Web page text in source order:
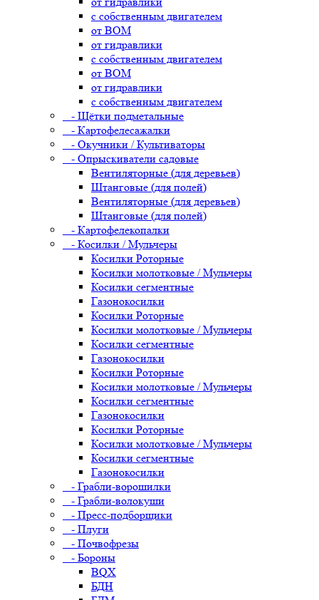
с собственным двигателем
от ВОМ
от гидравлики
с собственным двигателем
от ВОМ
от гидравлики
с собственным двигателем
- Щётки подметальные
- Картофелесажалки
- Окучники / Культиваторы
- Опрыскиватели садовые
Вентиляторные (для деревьев)
Штанговые (для полей)
Вентиляторные (для деревьев)
Штанговые (для полей)
- Картофелекопалки
- Косилки / Мульчеры
Косилки Роторные
Косилки молотковые / Мульчеры
Косилки сегментные
Газонокосилки
Косилки Роторные
Косилки молотковые / Мульчеры
Косилки сегментные
Газонокосилки
Косилки Роторные
Косилки молотковые / Мульчеры
Косилки сегментные
Газонокосилки
Косилки Роторные
Косилки молотковые / Мульчеры
Косилки сегментные
Газонокосилки
- Грабли-ворошилки
- Грабли-волокуши
- Пресс-подборщики
- Плуги
- Почвофрезы
- Бороны
BQX
БДН